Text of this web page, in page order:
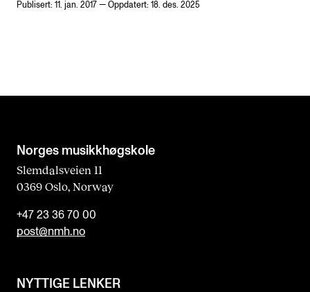
Publisert: 11. jan. 2017 — Oppdatert: 18. des. 2025
Norges musikk­høgskole
Slemdalsveien 11
0369 Oslo, Norway
+47 23 36 70 00
post@nmh.no
NYTTIGE LENKER